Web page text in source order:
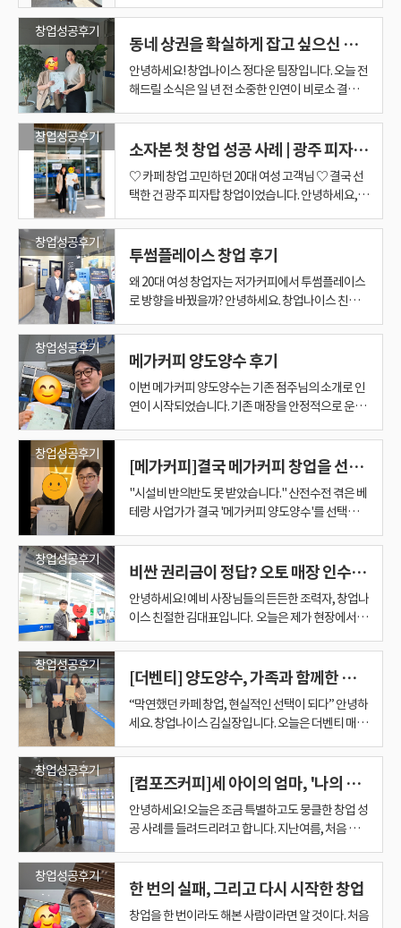
교해 권리금은 적정한지, 월세와 인건비를 제외했을
무해야 하는지 등 여러 가지를 함께 봐야 합니다. 그
렇게 여러 매물을 하나씩 같이 분석해 나갔습니다. 그
러던 중 정말 저렴하게 나온 급매를 만났습니다 여러
렴하게 나온 컴포즈커피 급매물이 하나 나왔습니다.
그리고 이 매물은 비교적 빠르게 결정을 내릴 수 있었
습니다. 그동안 여러 매물을 함께 분석하면서 어느 정
도 판단 기준이 만들어져 있었기 때문입니다. 여기서
제가 꼭 말씀드리고 싶은 부분이 있습니다. ‘급매’라
고 해서 무조건 좋은 매물은 아닙니다. 싸게 나왔다는
말만 듣고 계약해서도 안 됩니다. 정말 기존 매장의
매출과 수익성에 비해 권리금이 현저하게 저렴한 것
금액을 투자해서 충분히 수익을 가져갈 수 있는지를
먼저 판단해야 합니다. 결국 중요한 것은 단순히 저렴
한 매장을 찾는 것이 아니라, 좋은 매장을 저렴하게
적으로 검토했을 때 충분히 가격적인 메리트가 있다
고 판단했고 창업자분 역시 빠르게 결정을 내려주셨
습니다. 좋은 매장은 준비된 사람이 알아봅니다 저는
생각하는 부분이 하나 있습니다. 바로 창업자분과 저
의 ‘눈높이를 맞추는 과정’입니다. 처음 창업을 알아
보시는 분이 제가 오랫동안 수많은 매장을 보면서 만
들어온 기준과 똑같은 눈높이로 매물을 판단하기는
당연히 어렵습니다. 하지만 여러 매물을 같이 보고 계
속 이야기를 나누다 보면 조금씩 기준이 생깁니다.
다.” “이 매장은 월세가 낮아서 수익구조가 좋겠네
요.” “이 정도 조건이면 충분히 빨리 결정해도 되겠네
요.” 이런 이야기가 자연스럽게 나오기 시작합니다.
저는 이 과정이 굉장히 중요하다고 생각합니다. 창업
자가 단순히 제가 추천해주는 매장을 선택하는 것이
아니라 스스로도 왜 이 매장이 좋은지 이해하고 판단
할 수 있어야 하기 때문입니다. 좋은 매물은 오래 기
다려주지 않습니다 제가 오랫동안 창업컨설팅을 하
면서 느낀 것은 정말 조건이 좋은 매물은 오랫동안 남
저렴한 급매나 수익성이 좋은 매장은 여러 사람의 문
의가 동시에 들어오는 경우도 많습니다. 그렇다고 무
조건 빨리 계약해야 한다는 뜻은 아닙니다. 빠른 결정
과 성급한 결정은 전혀 다릅니다. 충분히 기준을 가지
고 있으면 좋은 매물이 나왔을 때 무엇을 확인해야 하
는지 알고 있기 때문에 판단도 자연스럽게 빨라집니
석하면서 만들어놓은 기준이 있었기 때문에 좋은 급
매가 나왔을 때 빠르게 가치를 판단할 수 있었고 계약
무조건 좋은 결과로 이어질 것이라 믿어 의심치 않습
니다. 창업을 진심으로 축하드리며, 광주를 대표하는
애견 동반 브런치 카페가 되시길 온 마음으로 응원합
니다. 제가 가진 많은 경험과 노하우를 통해 창업자분
들이 만족해하시고, 현장에서 즐겁게 매장을 운영하
시는 모습을 볼 때가 창업 전문가로서 가장 자랑스럽
신규 창업까지, 전남·광주 어느 곳이든 여러분에게
딱 맞는 가장 좋은 곳으로만 매칭해 드리겠습니다. 창
업 고민은 언제나 창업나이스 정다운 팀장에게 편하
순천,여수,화순,담양,광양 전북등) 프랜차이즈 전문
으로하고 있는 창업나이스입니다!!! 창업비용과, 지
역, 조건에 맞춰서 상담해드리니 편하게 언제든 연락
주세요^^ https://link.inpock.co.kr/dawoon35
부분들을 하나씩 확인해드렸습니다. 창업은 단순히
더더욱 신중해야 합니다. 매출 가능성, 임대 조건, 투
자 비용, 운영 방식, 본사 절차, 향후 관리까지 꼼꼼하
게 따져봐야 합니다. 창업나이스는 단순히 매장을 소
이 무리한 판단을 하지 않도록 단계별로 확인하며 안
전한 창업 진행을 돕고 있습니다. 이번 예비사장님 역
시 여러 차례의 상담과 미팅을 통해 창업나이스의 진
행 방식과 검증 과정을 직접 확인하셨고, 그 과정에
서 자연스럽게 신뢰관계가 형성되었습니다. 3. 직장
을 내려놓고 선택한 첫 창업 이번 예비사장님은 본인
을 결심하신 케이스였습니다. 안정적인 직장을 내려
놓고 새로운 길을 선택한다는 것은 결코 쉬운 일이 아
닙니다. 더군다나 첫 창업이라면 기대감도 크지만,그
을 거듭할수록 예비사장님께서는 본인의 방향에 대
한 확신을 가지셨고, 메가커피 신규오픈 창업에 대한
의지도 더욱 분명해지셨습니다. 신뢰가 형성된 이후
부터는 진행이 정말 일사천리였습니다. 젊은 예비사
장님은 이전 직장에서 쌓은 관련 지식이 많으셨고,
창업을 준비하는 분답게 의욕도 굉장히 좋으셨습니
다. 단순히 맡겨두고 결과만 기다리는 스타일이 아니
라, 하나부터 열까지 직접 확인하고 배우려는 자세가
적극적인 태도는 정말 중요합니다. 브랜드 선택도 중
요하고, 상권도 중요하지만, 결국 매장을 운영하는
사람은 점주님 본인이기 때문입니다. 4. 텅 빈 상가가
할 때는 아무것도 없는 텅 빈 상가였습니다. 아직 간
판도, 집기도, 설비도 없는 공간이었지만, 그곳에서
새로운 메가커피 매장이 만들어질 준비가 시작되었
어가 하나씩 완성되면서 조금씩 매장의 모습을 갖춰
가기 시작했습니다. 그 과정마다 예비점주님은 항상
현장에서 함께하셨습니다. 작은 부분 하나도 그냥 지
나치지 않고 꼼꼼하게 확인하시며, 본인의 첫 매장을
만들어가는 과정에 진심을 다하셨습니다. 처음에는
비어 있던 공간이 점점 메가커피 매장다운 모습으로
보람을 느낄 수 있었습니다. 창업을 진행하다 보면 계
약만큼 중요한 것이 바로 준비 과정입니다. 아무리 좋
은 브랜드를 선택하더라도점주님의 관심과 준비가
부족하면 운영 단계에서 어려움을 겪을 수 있습니다.
반대로 이번 예비사장님처럼 창업 전 과정에 적극적
이후에도 훨씬 안정적으로 매장을 운영해나갈 가능
성이 높습니다. 5. 창업나이스의 안전한 창업 진행 메
입장에서 이보다 감사한 일은 없습니다. 이번 창업자
이번 창업자분은 50대 여성분이셨습니다. 장사 경험
은 많지 않았지만 새로운 도전에 대한 열정이 굉장히
강하셨고 결정해야 할 순간에는 과감하게 선택하시
는 성격이셨습니다. 상담을 진행하면서 느낀 점은
"한번 결심하면 끝까지 해내시는 분"이라는 것이었
할 것들이 많습니다. 브랜드 선택부터 상권 분석, 창
업비용 검토, 향후 운영 방향까지 다양한 요소들을
함께 고민해야 합니다. 하지만 창업자분은 늘 적극적
다. 그래서 저 역시 더욱 책임감을 가지고 창업을 준
비하게 되었습니다. 제가 메가커피 신규창업을 검토
할 때 가장 중요하게 보는 부분은 결국 상권입니다.
좋은 브랜드도 중요하지만 상권이 받쳐주지 못하면
성장에 한계가 생길 수 있습니다. 반대로 브랜드 경쟁
력과 상권 경쟁력이 함께 갖춰지면 시간이 지날수록
2,500세대 이상이 형성된 주거 중심 상권이었습니
다. 무엇보다 해당 생활권 내에서 저가커피 전문점 경
쟁이 거의 없는 구조였다는 점이 큰 장점이었습니다.
신규창업을 검토할 때 매우 긍정적으로 평가하는 요
소 중 하나입니다. 또한 월 임대관리비 역시 100만원
미만 수준으로 매우 안정적인 구조를 갖추고 있었습
니다. 창업을 준비할 때 많은 분들이 매출만 생각하지
만 실제로는 고정비 관리가 매우 중요합니다. 매출도
중요하지만 결국 남는 수익이 중요하기 때문입니다.
이번 매장은 월 고정비 부담이 크지 않은 구조였기 때
문에 매출이 안정적으로 형성될 경우 좋은 수익 구조
매출 2,500만원 이상은 충분히 가능성이 있다고 판
단했습니다. 물론 창업에는 정답이 없기 때문에 확정
적으로 이야기할 수는 없습니다. 하지만 상권 규모와
때 긍정적인 결과를 기대할 수 있는 조건들이 많았습
니다. 그래서 창업자분과 함께 1차 목표는 월매출
3,000만원, 2차 목표는 월매출 3,500만원으로 설정
만원을 넘어선다면 충분히 좋은 성과라고 볼 수 있습
니다. 제가 오랫동안 메가커피 창업 컨설팅을 진행하
면서 느끼는 점이 있습니다. 메가커피는 시간이 지날
수록 성장하는 경우가 많다는 것입니다. 처음에는 브
랜드를 알리는 과정이 필요하지만 고객층이 형성되
기 시작하면 재방문 고객이 늘어나고 자연스럽게 매
창업은 첫 달 성적보다 앞으로의 성장 가능성을 더 중
요하게 생각합니다. 이번 매장 역시 그런 기대를 갖고
톡, 통화와 미팅 그렇게 시작된 인연이 1년 동안 이어
졌습니다. 그동안 정말 수많은 매장을 같이 보고 분석
했어요. "이 자리는 오피스 상권이라 평일엔 좋은데
주말이 아쉬워요." "여기는 권리금은 좋은데 사장님
성향상 배달 비중이 너무 높아서 힘드실 것 같아요."
단순히 '돈 잘 버는 매장'이 아니라, '우리 사장님이 오
숙제였습니다. 1년 동안 미팅을 거듭할수록 사장님
이 원하시는 조건들이 자로 잰 듯 명확해졌고, 저 역
시 사장님의 눈빛만 봐도 어떤 마음이신지 알 정도로
호흡이 척척 맞아가기 시작했죠. 3. "실장님, 여기 제
자리 같아요" 그리고 숨 막히던 조율의 순간 기다림
토록 바라시던 희망 조건에 들어맞는 메가커피 매장
이 드디어 선물처럼 나타났습니다. 매출 안정성, 운
영 동선까지 정말 완벽했죠. 하지만 마지막 관문이 남
협상'이었는데요. 예산에 맞춰 진행해야 하다 보니,
서로 얼굴 붉히거나 불편해질 수 있는 민감한 조율 과
정이 이어졌습니다. 금액적인 부분에서 양측 다 예민
할 수밖에 없기에 제가 중간에서 치밀하게 데이터를
제시하며 조율에 들어갔고, 다행히 양쪽 모두가 만족
할 만한 최선의 합의점을 찾아낼 수 있었습니다. 1년
분일까요? 사장님도 매장을 보시자마자 단번에 알아
보시더라고요. "실장님, 오랜 시간 기다렸는데 여기
가 진짜 제 자리인가 봐요." 하시는데, 그 순간 소름이
신뢰와 매끄러운 조율이 있었기에, 그 뒤 진행 과정
은 일사천리로 물 흐르듯 이어졌습니다. 창업의 첫걸
음, 상담 미팅부터 사업자등록까지 함께 하는 창업나
이스 4. "부부는 원팀!" 노란 간판에 불이 켜지던 날
이번 매장은 아내 사장님이 메인으로 관리하고 운영
하시기로 했습니다. 그리고 남편 사장님은 평소엔 직
장 생활을 하시고, 퇴근 후나 주말 시간을 쪼개어 무
조건 아내를 돕기로 약속하셨다고 해요. 서로를 위하
로 들었습니다. 혼자 하면 외롭고 지치는 길이지만,
가장 든든한 내 편이 뒤를 받쳐주니 이보다 더 완벽한
조합이 있을까요? 드디어 모든 준비를 마치고 메가
받으시며 조금은 긴장된, 하지만 설렘 가득한 사장님
의 모습을 가만히 지켜보는데 괜히 제 가슴이 다 뭉클
해지더라고요. 지난 1년의 시간들이 필름처럼 스쳐
여기까지 왔다"며 고맙다고 말씀해 주셨지만, 오히
려 긴 시간 동안 저를 전적으로 믿고 묵묵히 따라와
주신 두 분께 제가 더 감사합니다. 창업은 속도 경쟁
이 아니더라고요. 남들이 좋다는 매장 허겁지겁 따라
앞으로의 미래를 고민하던 중 새로운 사업을 알아보
오신 계기는 소개였습니다. 제가 얼마 전 진행해 드렸
던 메가커피 점주님이 계신데, 그분이 현재 매장을
안정적으로 운영하며 좋은 성과를 내고 계십니다. 운
익도 상당히 만족스러운 수준까지 올라온 상황입니
다. 그 모습을 가까이에서 지켜보신 지인분께서 "나
도 한번 해볼 수 있을까?"라는 생각을 하게 되었고,
그렇게 소개를 통해 저를 찾아오시게 되었습니다. 처
음 상담을 진행했을 때 가장 많이 하셨던 말이 있습니
다. "저는 이런 거 잘 못해요." "장사는 한 번도 안 해
요?" 솔직히 말씀드리면 이런 고민은 굉장히 자연스
러운 부분입니다. 특히 오랫동안 어린이집을 운영해
오셨던 분이다 보니 커피전문점 운영 경험은 물론이
고 프랜차이즈 창업 자체가 처음이었습니다. 게다가
요즘은 회원가입 하나를 하더라도 휴대폰 인증을 해
은 창업자분들에게는 당연한 과정이지만 처음 접하
는 분들에게는 상당히 부담스러운 부분이 될 수 있습
니다. 그래서 저는 처음부터 무리하게 진행하지 않았
되는 부분은 한 번 더 설명드리고, 필요한 내용은 직
접 메모까지 해드리면서 차근차근 준비를 시작했습
니다. 창업은 결국 아는 만큼 보이기 때문입니다. 매
장을 찾는 과정도 쉽지는 않았습니다. 창업을 준비하
다 보면 좋은 매장은 끝도 없이 보입니다. 매출이 높
은 곳도 있고, 규모가 큰 곳도 있고, 시설이 화려한 곳
라 "나에게 맞는 매장"입니다. 이번 창업자분의 경우
투자 가능한 자금 규모와 운영 경험, 연령대, 성향 등
을 종합적으로 고려해야 했습니다. 무조건 매출만 높
니다. 오히려 운영 난이도가 높고 직원 관리가 복잡한
매장은 초보 창업자에게 부담이 될 수 있기 때문입니
다. 그래서 충분히 감당 가능한 투자금 안에서 운영
난이도가 비교적 낮고 안정적으로 인수인계가 가능
한 매장을 중심으로 검토했습니다. 결국 여러 매장을
비교 분석한 끝에 현재 창업자분에게 가장 적합한 컴
포즈커피 매장을 선택하게 되었습니다. 계약 이후에
도 해야 할 일은 많았습니다. 본사 양도양수 절차부터
까지 하나하나 챙겨야 했습니다. 처음 경험하는 과정
이다 보니 걱정도 많으셨지만 그때마다 함께 확인하
고 설명하면서 진행했습니다. 다행히 기존 양도 사장
장비 사용법, 발주 방법까지 성실하게 인수인계를 도
와주셨고 덕분에 창업자분도 한결 편안한 마음으로
같은 브랜드라고 해도 매장마다 매출 구조와 운영 방
식은 모두 다릅니다. ​ 이번에 진행한 광주 컴포즈커피
주님께서 원하던 조건의 고매출 매장을 만나 빠르게
결정하신 사례입니다. ​ ​ ◈이미 컴포즈를 운영 중이
던 점주님 이번 양수인 점주님은 40대 초반의 여성
셨기 때문에 브랜드에 대한 이해도와 운영 감각이 확
실하신 분이셨어요. ​ 상담을 하면서 느낀 점은 정말
야무지고 판단이 빠르시다는 것이었습니다. 밝은 얼
운영 구조를 꼼꼼하게 확인하셨습니다. ​ 처음에는 새
로운 매장을 양수하면서 기존 매장은 정리할 수도 있
다고 생각하셨지만, 양쪽 매장 모두 매출 흐름이 좋
아 현재는 함께 운영하는 방향도 고민하고 계십니다. ​
점주님이 원했던 조건 점주님께서 원하셨던 조건은
분명했습니다. ◐ 광주 특정 구 지역 ◐ 3천만 원 이
◐ 점주 참여가 적은 운영 방식 ◐ 기존 운영 경험을
살리리 수 있는 매장 단순히 저렴을 매장을 찾는 것이
아니라, 이미 운영 경험이 있으신 만큼 '내가 가져갔
을 때 안정적으로 운영할 수 있는 매장인지'를 중요
하게 보셨습니다. ​ 이번 매장은 월평균 매출 4천만 원
구조를 가지고 있었습니다. ​ 카페 양도양수에서 홀 매
출이 안정적이라는 것은 입지와 고객 유입이 어느 정
도 검증되어 있다는 의미로 볼 수 있습니다. ​ 그래서
다. ​ ◈고매출 매장일수록 운영 구조가 중요합니다
월 매출이 높다고 해서 무조건 좋은 매장이라고 판단
할 수는 없습니다. 중요한 것은 그 매출이 어떻게 만
들어지는지입니다. ​ 이번 매장은 기존에는 오토형에
가까운 운영이 가능했던 매장이었지만, 양도를 진행
할 무렵에는 양도인 점주님께서 일부 참여하고 계신
때문에 양수 후 운영 방식까지 함께 검토해야 했습니
다. ​ 그래서 상담 과정에서 단순히 매출만 설명드린
것이 아니라, 현재 운영 방식, 직원 승계 가능성, 점주
미 컴포즈를 운영 중이던 점주님이라 이 부분에 대한
이해도 빠르셨고, 필요한 부분은 정확하게 질문해 주
셨습니다. ※ 빠른 판단이 계약으로 이어졌습니다 좋
은 매장은 오래 기다려주지 않습니다. 이번 매장 역시
고매출 컴포즈커피 매장이었기 때문에 경쟁 문의가
많았습니다. ​ 하지만 양수인 점주님께서 상담 후 빠르
게 판단해 주셨고, 그 결과 계약까지 이어질 수 있었
습니다. ​ 물론 빠른 결정이라고 해서 무작정 서두른
있었기 때문에 어떤 부분을 확인해야 하는지 알고 계
창업성공후기
동네 상권을 확실하게 잡고 싶으신 창업자분들을 위한 생생한 창업 성공 후기!
안녕하세요! 창업나이스 정다운 팀장입니다. 오늘 전
해드릴 소식은 일 년 전 소중한 인연이 비로소 결실을
업 후기입니다. 일 년 전쯤, 카페 창업을 열심히 알아
보시다가 당시 여러 상황이 여의치 않아 아쉽게 발걸
시 창업을 결심하셨을 때, 감사하게도 저 정다운 팀
장을 잊지 않고 먼저 연락을 주셨습니다. 이렇게 다시
믿고 찾아주신 만큼, 이번만큼은 정말 제대로 된 최
랐습니다. " 초보 창업자를 위한 맞춤형 프랜
차이즈 카페 매칭 " 고객님께서는 집과 가까
운 거리를 원하셨지만, 카페 운영이 처음이셨기에 안
희망하셨습니다. 아무래도 집 근처라는 한정된 지역
안에서 매물을 찾다 보니 선택할 수 있는 선택지가 많
지 않아 고민이 깊어지던 순간이었습니다. 하지만 모
든 매물에는 정말 주인이 따로 있다는 말이 맞나 봅니
다. 고객님의 조건에 아주 딱 들어맞는 기적 같은 곳
이 나타났습니다. 입지와 상권 자체가 워낙 훌륭한 데
자리였습니다. 상권을 분석하는 순간, 제 마음속에는
"바로 여기다!"라는 강한 확신이 들었습니다.
" 브랜드 변경을 통한 신의 한 수와 철저한 상권 분
석 " 카페 전문으로 수년 동안 수많은 창업
을 만족시켜 드렸지만, 이처럼 모든 조건에 부합하는
시간이 걸리기 마련인데, 매출이 가장 잘 나오는 성
수기 시즌에 딱 맞춰 오픈할 수 있었던 것도 고객님께
큰 행운이었습니다. 이번 창업의 핵심 성공 전략은 바
가 사는 동네는 잘 안다고 생각하기 쉽지만, 창업은
멀리 내다보아야 합니다. 내가 지불하는 권리금이 정
말 합당한 수준인지 나중에 이 정도 매출을 유지하며
합리적인 권리금으로 양도양수가 가능할지 이 상권
에 경쟁 카페가 추가로 들어올 가능성은 없는지 이 모
든 것을 개인적으로 판단하기는 불가능에 가깝습니
적인 데이터를 바탕으로 정밀하게 비교 분석해 드리
는 것입니다. 특히 브랜드 변경은 더욱 까다로운 조건
과 객관적인 판단이 필요합니다. 원래 자리가 좋은데
악해야 하고, 변경에 들어가는 인테리어 및 시설 비
용도 최소화해야 합니다. " 진심을 담은 소통
과 가족 같은 마음으로 대하는 창업 " 고객님
께서 고민하시는 부분들을 숨김없이 소통해 주실수
창업성공후기
소자본 첫 창업 성공 사례 | 광주 피자탑 양도양수 후기
♡ 카페 창업 고민하던 20대 여성 고객님 ♡ 결국 선
택한 건 광주 피자탑 창업이었습니다. 안녕하세요,
20대 후반의 여성 고객님이셨습니다. 직장생활을 하
시다가 “이제는 내 사업을 해보고 싶다”는 마음으로
때는 디저트카페, 일반 카페 창업 쪽으로 관심이 많
으셨습니다 하지만 상담을 진행하면서 조금 더 현실
적인 고민이 나오기 시작했습니다. ◈ 카페 창업 비
고민 무리하게 시작하기보다는 "조금 더 합리적인
비용으로 시작하면서 수익도 잘 나올 수 있는 업종이
없을까요?" 이 부분을 가장 중요하게 생각하셨습니
예산과 운영 방향을 고려했을 때 카페보다 더 적합했
던 매장이 있었습니다. 바로 광주 피자탑 매장이었습
니다 해당 매장은 →비교적 낮은 고정비 →부담 적
은 운영 구조 →안정적인 수익 가능성 →초보 창업
자도 도전 가능한 시스템 장점이 분명했던 매장이었
습니다. 매출 자료와 운영 자료를 꼼꼼히 브리핑해드
보다 인상 깊었던 건 첫 창업임에도 정말 꼼꼼하시고
야무지셨다는 점입니다. 첫 창업을 도와드릴때는 매
장을 잘 이끌어 주실지 제가 더 긴장을 하게 되는데
워낙 꼼꼼하고 당찬 성격 덕분에 마음이 놓였습니다.
상담 후 일주일도 안 돼 계약 완료 충분히 검토하신
주일이 되기 전에 계약 완료! 빠른 결정에는 그만한
확신이 있었기 때문입니다. 계약 후에도 끝까지 함께
했습니다 계약만 하고 끝나는 게 아닙니다. 첫 창업일
· 보건증 준비 · 본사 일정 안내 · 양도양수 절차 설명
· 오픈 준비 체크 · 정산 관련 안내 이 외 하나하나 꼼
꼼하게 도와드렸습니다. 첫 창업이다 보니 궁금한 부
분이 많으셨지만 문의 주실 때마다 빠르게 안내드리
며 함께 준비했습니다 첫 창업, 방향 설정이 가장 중
요합니다 처음 창업을 준비하다 보면 "어떤 업종이
까?" 이런 고민이 정말 많습니다. 창업나이스는 단순
히 매장을 소개하는 곳이 아니라 예산, 운영 방식, 수
창업성공후기
투썸플레이스 창업 후기
왜 20대 여성 창업자는 저가커피에서 투썸플레이스
로 방향을 바꿨을까? 안녕하세요. 창업나이스 친절
야기를 해보려고 합니다. ​ 이번 사례는 단순히 카페를
처음 시작하는 창업 이야기가 아닙니다. ​ 이미 저가커
방향으로 투썸플레이스 브랜드 전향을 고민했던 사
례입니다. ​ 카페 창업을 준비하시는 분들 중에는 처음
에 저가커피 브랜드를 많이 살펴보십니다. ​ 진입장벽
니다. ​ 하지만 실제 운영을 경험하다 보면 생각이 달
라지는 순간이 옵니다. ​ “앞으로 이 시장이 계속 괜찮
을까?” ​ 이번 창업자분도 바로 이 지점에서 고민이 시
감은 무엇이었을까? 저가커피 매장들의 확장 속도는
정말 빠릅니다. ​ 한 상권 안에서도 비슷한 가격대의
커피 브랜드가 계속 늘어나는 경우가 많습니다. ​ 처음
에는 유동인구가 충분해 보였던 상권도 시간이 지나
면 경쟁 매장이 하나둘 더 생깁니다. ​ 그러면 자연스
럽게 이런 걱정이 생깁니다. ​ “결국 같은 고객을 여러
창업자분도 이 부분을 크게 느끼셨습니다. ​ 저가커피
시장 자체가 나쁘다는 뜻은 아닙니다. ​ 다만 빠른 확
장 속도 안에서 내 매장이 장기적으로 안정적인 포지
션을 가질 수 있는지 다시 따져봐야 한다는 의미입니
다. 왜 투썸플레이스 브랜드가 눈에 들어왔을까? ​ 투
엄 디저트 카페 이미지가 강한 브랜드입니다. ​ 커피만
보고 방문하는 고객도 있지만, 케이크와 디저트 수요
가 함께 움직인다는 점이 특징입니다. ​ 이 부분이 저
가 창업 상담을 하다 보면 브랜드를 볼 때 단순히 매
장 수만 보는 분들이 많습니다. ​ 하지만 중요한 것은
내가 들어갈 상권에서 그 브랜드가 어떤 고객층을 잡
을 수 있느냐입니다. ​ 이번 창업자분은 투썸플레이스
창업성공후기
메가커피 양도양수 후기
이번 메가커피 양도양수는 기존 점주님의 소개로 인
연이 시작되었습니다. 기존 매장을 안정적으로 운영
터 신뢰를 바탕으로 빠르게 방향을 설정할 수 있었던
케이스입니다. 양수자는 아들을 위해 창업을 준비하
영을 고려한 형태였습니다. 어머님과 따님까지 함께
참여하는 구조로 계획이 잡히면서, 인건비 부담을 줄
이고 운영 안정성을 높일 수 있는 방향으로 준비를 진
대한 고민이 있었지만, 상권 흐름과 기존 매출 구조,
운영 난이도 등을 하나씩 짚어드리면서 점차 방향을
구체화할 수 있었습니다. 이후에는 컨설팅 방향에 대
한 안정적으로 진행될 수 있었습니다. 이번 케이스에
서는 인수 이후 바로 운영에 적응할 수 있도록 준비
과정을 최대한 현실적으로 맞추는 데 집중했습니다.
실제 운영을 기준으로 필요한 부분과 그렇지 않은 부
분을 명확히 구분해 안내드렸고, 불필요한 시행착오
를 줄이는 방향으로 세팅을 진행했습니다. 이를 통해
준비를 마쳤습니다. 양수자분들 또한 적극적으로 준
비 과정에 참여해 주셨고, 전반적인 이해도가 높아
오픈까지 큰 어려움 없이 마무리할 수 있었습니다. 현
재는 가족이 함께 안정적으로 매장을 운영해 나가고
있는 상황입니다. 이번 사례는 신뢰를 바탕으로 방향
것이 얼마나 중요한지를 보여주는 케이스였습니다.
앞으로도 창업나이스는 단순한 연결을 넘어, 실제 운
창업성공후기
[메가커피]결국 메가커피 창업을 선택한 이유
"시설비 반의반도 못 받았습니다." 산전수전 겪은 베
테랑 사업가가 결국 '메가커피 양도양수'를 선택한
터 기반의 리얼 창업 성공 후기를 확인하세요. 안녕하
세요! 창업나이스 김실장 입니다. 오늘은 여러 사업
커피 양도양수 성공기를 들려드리려고 합니다. 사업
의 쓴맛과 단맛을 모두 아는 분이 내린 냉철한 결론은
무엇이었을까요? #1. 뼈아픈 경험: "시설 투자는 결
이전 사업체는 시대의 변화와 함께 '사양 산업'의 길
을 걷게 되었습니다. 결국 매장을 정리하며 마주한 현
실은 냉혹했죠. 처음 투자했던 막대한 시설비의 반의
어와 시설물은 시간이 지나면 감가상각이 심하고, 업
종이 힘을 잃으면 그 가치는 바닥을 친다는 것을 뼈아
프게 경험하셨습니다. #2. 베테랑의 새로운 원칙: '안
정성'과 '환금성' 이후 새로운 먹거리를 찾는 사장님
의 기준은 그 어느 때보다 철저했습니다. 제1원칙: 안
정성 (유행을 타지 않고 검증된 매출 데이터가 있는
수 있는 브랜드인가?) 신규 출점이 거의 불가능할 정
도로 입점이 완료된 메가커피지만, 사장님은 오히려
창업성공후기
비싼 권리금이 정답? 오토 매장 인수해 매출 1.7배 뛴 메가커피 창업 후기
안녕하세요! 예비 사장님들의 든든한 조력자, 창업나
이스 친절한 김대표입니다. ​ 오늘은 제가 현장에서 가
례를 들려드리려고 합니다. 다년간의 카페 운영 경험
이라는 강력한 무기를 지니신 50대 베테랑 사장님의
주고 창업하는 것만이 정답일까요? 저 김대표의 생
각은 다릅니다. 오늘 후기를 끝까지 읽어보시면, 성
공적인 양도양수 창업의 진짜 핵심을 알게 되실 겁니
저를 찾아오신 사장님은 다년간 카페를 운영해 오신
50대 중년의 여성분이셨습니다. 이미 커피 업종에 있
어서는 전문가급의 운영 능력을 갖추고 계셨죠. ​ 저는
권리금이 비싼 매장을 권해드리지 않습니다. 상권과
입지는 훌륭한데 전 점주의 관리 소홀(오토 운영 등)
로 인해 매출이 저조한 매장이 오히려 제격이기 때문
입니다. ​ 매출이 저조하면 당연히 권리금도 싸게 나옵
창업성공후기
[더벤티] 양도양수, 가족과 함께한 선택
“막연했던 카페 창업, 현실적인 선택이 되다” 안녕하
세요. 창업나이스 김실장입니다. 오늘은 더벤티 매장
소개해드리려고 합니다. 이번 사례는 단순히 카페를
시작한 이야기가 아니라, 한 사람의 삶에서 새로운
집과 가까운 매장, 그리고 가족과 함께하는 운영 이
번 사장님께서 가장 중요하게 생각했던 기준은 바로
생활과의 균형이었습니다. 무리하게 먼 지역에서 운
영할 수 있는 매장을 원하셨고, 또 한 가지 중요한 조
건이 있었습니다. 바로 동생과 함께 운영할 수 있는
창업성공후기
[컴포즈커피]세 아이의 엄마, '나의 카페'라는 꿈을 현실로 만들다
안녕하세요! 오늘은 조금 특별하고도 뭉클한 창업 성
공 사례를 들려드리려고 합니다. 지난여름, 처음 미
아이의 엄마로 바쁜 일상을 보내시면서도, 카페에서
아르바이트를 하며 언젠가는 '내 매장'을 운영하겠다
이에서의 고민 처음 상담을 시작했을 때, 고객님의
창업성공후기
한 번의 실패, 그리고 다시 시작한 창업
창업을 한 번이라도 해본 사람이라면 알 것이다. 처음